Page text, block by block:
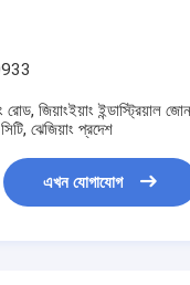
জিয়াংইয়াং ইন্ডাস্ট্রিয়াল
ঝেজিয়াং প্রদেশ
এখন যোগাযোগ